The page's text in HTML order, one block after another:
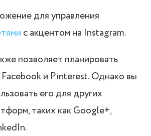
для управления
с акцентом на Instagram.
позволяет планировать
и Pinterest. Однако вы
его для других
таких как Google+,